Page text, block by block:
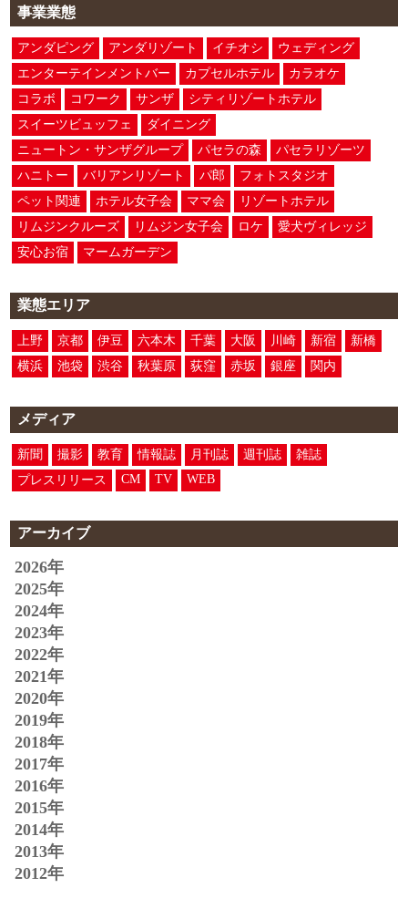
事業業態
アンダピング アンダリゾート イチオシ
ウェディング
エンターテインメントバー
カプセルホテル
カラオケ
コラボ
コワーク サンザ
シティリゾートホテル
スイーツビュッフェ
ダイニング
ニュートン・サンザグループ
パセラの森
パセラリゾーツ
ハニトー
バリアンリゾート パ郎
フォトスタジオ
ペット関連
ホテル女子会 ママ会
リゾートホテル
リムジンクルーズ
リムジン女子会 ロケ
愛犬ヴィレッジ
安心お宿
マームガーデン
業態エリア
上野 京都 伊豆 六本木 千葉 大阪 川崎 新宿
新橋
横浜
池袋 渋谷 秋葉原 荻窪 赤坂 銀座 関内
メディア
新聞 撮影 教育 情報誌 月刊誌 週刊誌
雑誌
プレスリリース
CM TV WEB
アーカイブ
2026年
2025年
2024年
2023年
2022年
2021年
2020年
2019年
2018年
2017年
2016年
2015年
2014年
2013年
2012年